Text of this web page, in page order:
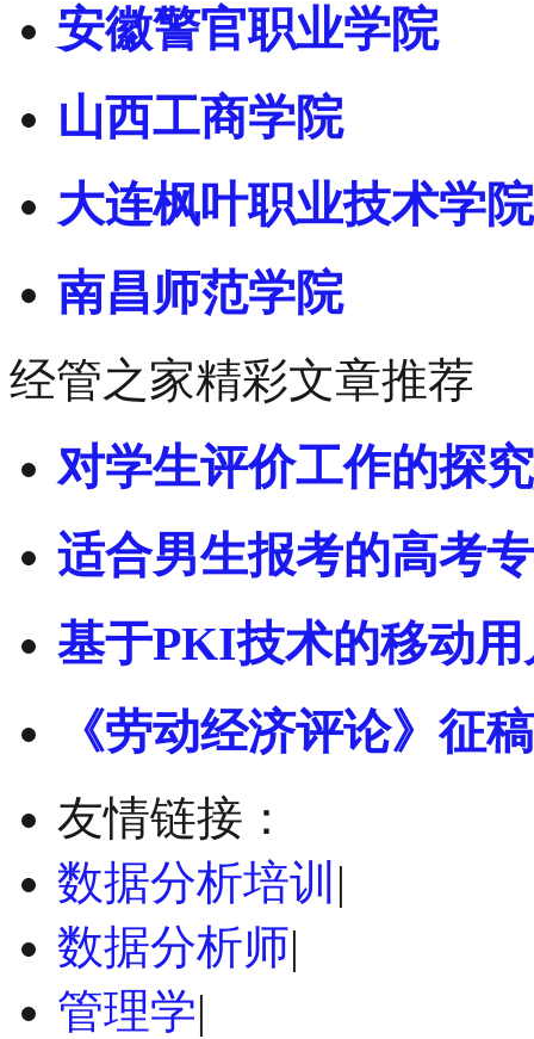
安徽警官职业学院
山西工商学院
大连枫叶职业技术学院
南昌师范学院
经管之家精彩文章推荐
对学生评价工作的探
适合男生报考的高考
基于PKI技术的移动用
《劳动经济评论》征
友情链接：
数据分析培训 |
数据分析师|
管理学|